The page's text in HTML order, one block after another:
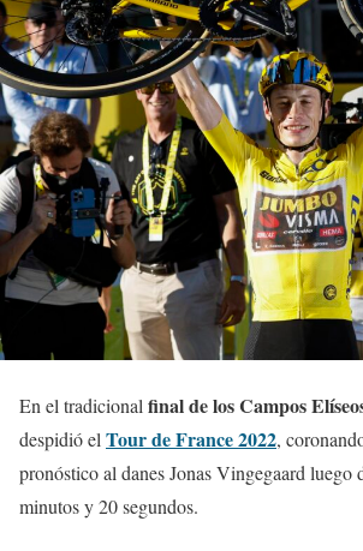
En el tradicional final de los Campos
despidió el Tour de France 2022,
pronóstico al danes Jonas Vingegaard luego
minutos y 20 segundos.